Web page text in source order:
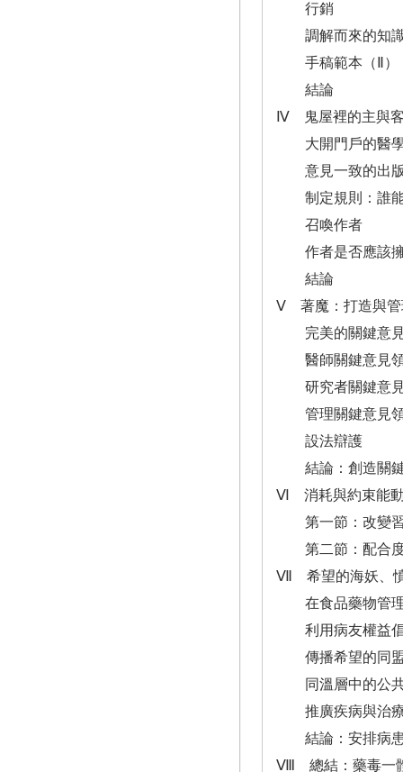
行銷
調解而來的知
手稿範本（Ⅱ）
結論
Ⅳ 鬼屋裡的主與
大開門戶的醫
意見一致的出
制定規則：誰能
召喚作者
作者是否應該擁
結論
Ⅴ 著魔：打造與管
完美的關鍵意
醫師關鍵意見
研究者關鍵意
管理關鍵意見
設法辯護
結論：創造關鍵
Ⅵ 消耗與約束能
第一節：改變
第二節：配合度
Ⅶ 希望的海妖、憤
在食品藥物管理
利用病友權益倡
傳播希望的同
同溫層中的公
推廣疾病與治
結論：安排病患
Ⅷ 總結：藥毒一